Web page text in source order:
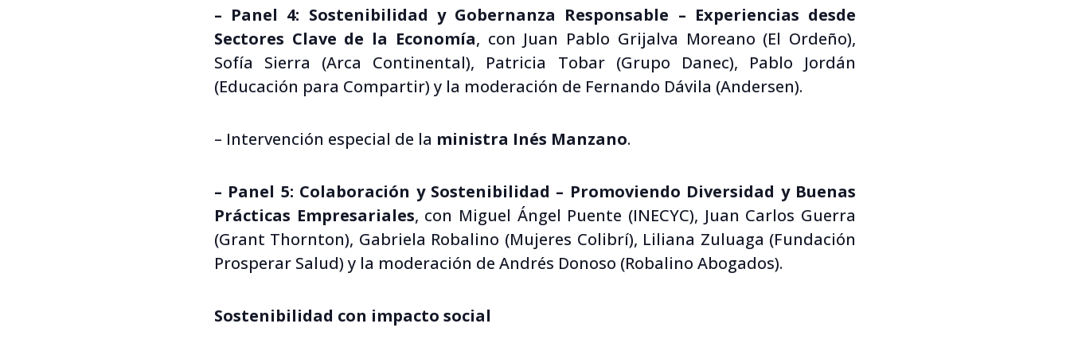
– Panel 4: Sostenibilidad y Gobernanza Responsable – Experiencias desde
Sectores Clave de la Economía, con Juan Pablo Grijalva Moreano (El Ordeño),
Sofía Sierra (Arca Continental), Patricia Tobar (Grupo Danec), Pablo Jordán
(Educación para Compartir) y la moderación de Fernando Dávila (Andersen).
– Intervención especial de la ministra Inés Manzano.
– Panel 5: Colaboración y Sostenibilidad – Promoviendo Diversidad y Buenas
Prácticas Empresariales, con Miguel Ángel Puente (INECYC), Juan Carlos Guerra
(Grant Thornton), Gabriela Robalino (Mujeres Colibrí), Liliana Zuluaga (Fundación
Prosperar Salud) y la moderación de Andrés Donoso (Robalino Abogados).
Sostenibilidad con impacto social